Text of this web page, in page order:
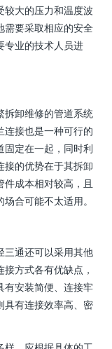
较大的压力和温度波
需要采取相应的安全
专业的技术人员进
拆卸维修的管道系统
连接也是一种可行的
固定在一起，同时利
接的优势在于其拆卸
成本相对较高，且
合可能不太适用。
三通还可以采用其他
方式各有优缺点，
有安装简便、连接牢
具有连接效率高、密